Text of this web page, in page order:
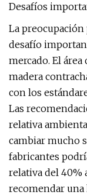
Desafíos
La
desafío
mercado. El área
madera
con los
Las
relativa
cambiar mucho
fabricantes
relativa del 40%
recomendar una